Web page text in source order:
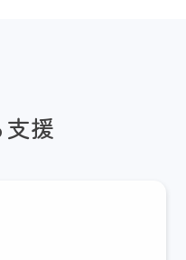
支援